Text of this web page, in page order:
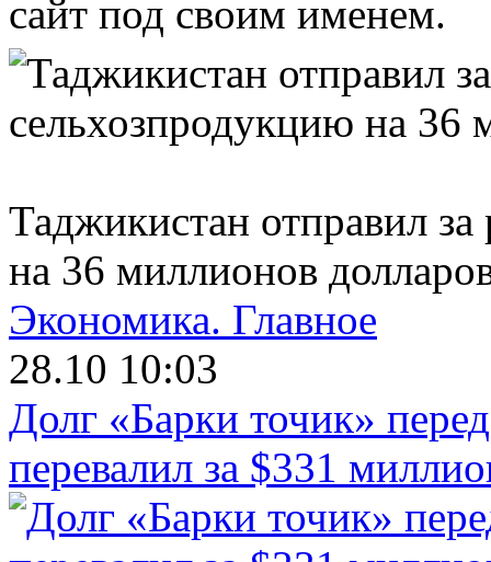
сайт под своим именем.
Таджикистан отправил
на 36 миллионов
Экономика. Главное
28.10 10:03
Долг «Барки точик»
перевалил за $331